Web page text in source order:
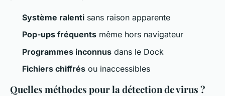
Système ralenti sans raison apparente
Pop-ups fréquents même hors navigateur
Programmes inconnus dans le Dock
Fichiers chiffrés ou inaccessibles
Quelles méthodes pour la détection de virus ?